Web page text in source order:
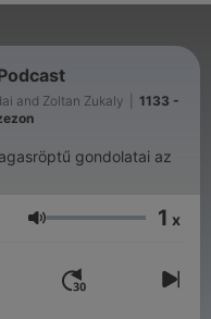
and Zoltan Zukaly
1133 -
gondolatai az
Volym 1 x